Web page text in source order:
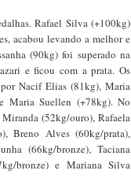
Rafael Silva (+100kg)
acabou levando a melhor e
(90kg) foi superado na
e ficou com a prata. Os
Nacif Elias (81kg), Maria
Maria Suellen (+78kg). No
(52kg/ouro), Rafaela
Breno Alves (60kg/prata),
(66kg/bronze), Taciana
bronze) e Mariana Silva